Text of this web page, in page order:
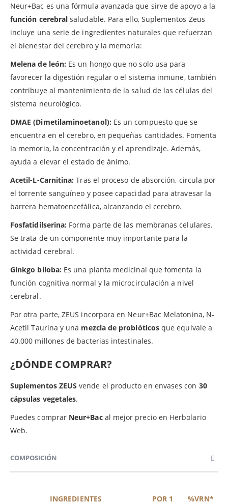
Neur+Bac es una fórmula avanzada que sirve de apoyo a la
función cerebral saludable. Para ello, Suplementos Zeus
incluye una serie de ingredientes naturales que refuerzan
el bienestar del cerebro y la memoria:
Melena de león: Es un hongo que no solo usa para
favorecer la digestión regular o el sistema inmune, también
contribuye al mantenimiento de la salud de las células del
sistema neurológico.
DMAE (Dimetilaminoetanol): Es un compuesto que se
encuentra en el cerebro, en pequeñas cantidades. Fomenta
la memoria, la concentración y el aprendizaje. Además,
ayuda a elevar el estado de ánimo.
Acetil-L-Carnitina: Tras el proceso de absorción, circula por
el torrente sanguíneo y posee capacidad para atravesar la
barrera hematoencefálica, alcanzando el cerebro.
Fosfatidilserina: Forma parte de las membranas celulares.
Se trata de un componente muy importante para la
actividad cerebral.
Ginkgo biloba: Es una planta medicinal que fomenta la
función cognitiva normal y la microcirculación a nivel
cerebral.
Por otra parte, ZEUS incorpora en Neur+Bac Melatonina, N-
Acetil Taurina y una mezcla de probióticosque equivale a
40.000 millones de bacterias intestinales.
¿DÓNDE COMPRAR?
Suplementos ZEUS vende el producto en envases con 30
cápsulas vegetales.
Puedes comprar Neur+Bacal mejor precio en Herbolario
Web.
COMPOSICIÓN
INGREDIENTES
POR 1
%VRN*